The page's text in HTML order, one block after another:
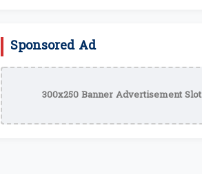
Sponsored Ad
300x250 Banner Advertisement Slot